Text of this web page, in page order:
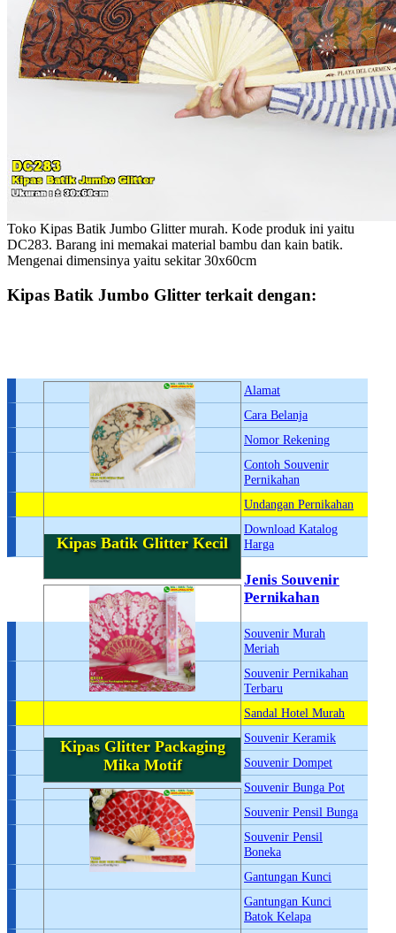
Toko Kipas Batik Jumbo Glitter murah. Kode produk ini yaitu
DC283. Barang ini memakai material bambu dan kain batik.
Mengenai dimensinya yaitu sekitar 30x60cm
Kipas Batik Jumbo Glitter terkait dengan:
Kipas Batik Glitter Kecil
Kipas Glitter Packaging
Mika Motif
Alamat
Cara Belanja
Nomor Rekening
Contoh Souvenir
Pernikahan
Undangan Pernikahan
Download Katalog
Harga
Jenis Souvenir
Pernikahan
Souvenir Murah
Meriah
Souvenir Pernikahan
Terbaru
Sandal Hotel Murah
Souvenir Keramik
Souvenir Dompet
Souvenir Bunga Pot
Souvenir Pensil Bunga
Souvenir Pensil
Boneka
Gantungan Kunci
Gantungan Kunci
Batok Kelapa